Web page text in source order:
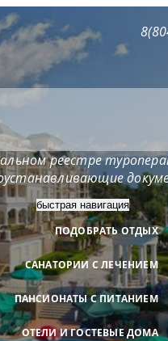
реестре
быстрая навигация
ПОДОБРАТЬ ОТДЫХ
САНАТОРИИ С ЛЕЧЕНИЕМ
ПАНСИОНАТЫ С ПИТАНИЕМ
ОТЕЛИ И ГОСТЕВЫЕ ДОМА